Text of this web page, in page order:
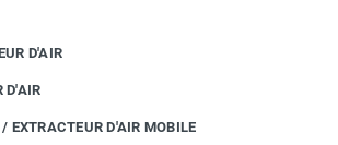
D'AIR
D'AIR
EXTRACTEUR D'AIR MOBILE